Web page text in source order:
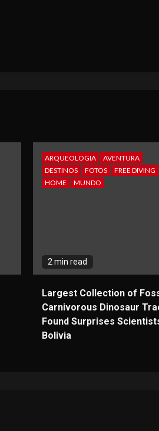
ARQUEOLOGIA
AVENTURA
DESTINOS
FOTOS
FREE DIVING
HOME
MUNDO
2 min read
Largest Collection of
Carnivorous Dinosaur
Found Surprises
Bolivia